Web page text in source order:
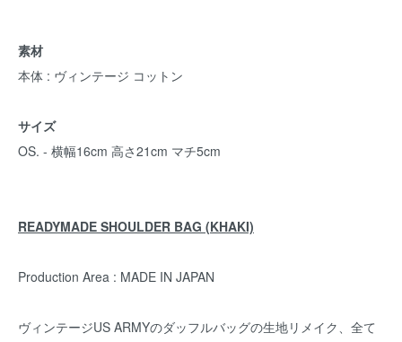
素材
本体 : ヴィンテージ コットン
サイズ
OS. - 横幅16cm 高さ21cm マチ5cm
READYMADE SHOULDER BAG (KHAKI)
Production Area : MADE IN JAPAN
ヴィンテージUS ARMYのダッフルバッグの生地リメイク、全て